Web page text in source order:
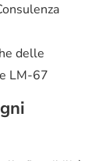
delle
LM-67